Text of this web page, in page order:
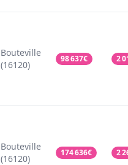
Bouteville
(16120)
98 637€ 2
Bouteville
(16120)
174 636€ 2